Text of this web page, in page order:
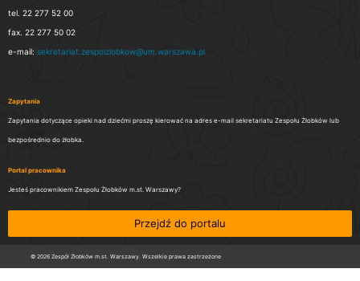
tel. 22 277 52 00
fax. 22 277 50 02
e-mail: sekretariat.zespolzlobkow@um.warszawa.pl
Zapytania
Zapytania dotyczące opieki nad dziećmi proszę kierować na adres e-mail sekretariatu Zespołu Żłobków lub
bezpośrednio do żłobka.
Portal pracownika
Jesteś pracownikiem Zespołu Żłobków m.st. Warszawy?
Przejdź do portalu
© 2026 Zespół Żłobków m.st. Warszawy. Wszelkie prawa zastrzeżone